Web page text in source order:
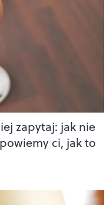
zapytaj: jak nie
ci, jak to